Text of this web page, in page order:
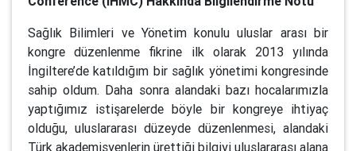
Sağlık Bilimleri ve Yönetim konulu uluslar arası bir
kongre düzenlenme fikrine ilk olarak 2013 yılında
İngiltere’de katıldığım bir sağlık yönetimi kongresinde
sahip oldum. Daha sonra alandaki bazı hocalarımızla
yaptığımız istişarelerde böyle bir kongreye ihtiyaç
olduğu, uluslararası düzeyde düzenlenmesi, alandaki
Türk akademisyenlerin ürettiği bilgiyi uluslararası alana